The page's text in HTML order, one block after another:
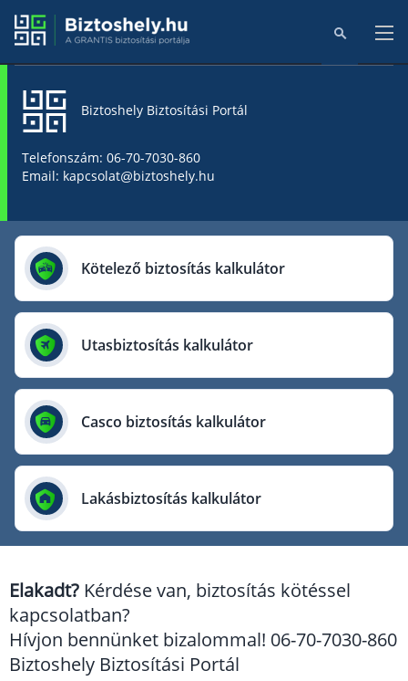
Biztosítók
AIG Biztosító
Allianz Biztosító
Cig Pannónia Biztosító
Genertel Biztosító
Groupama Biztosító
KÖBE Biztosító Egyesület
Mondial Assistance Biztosító
Biztoshely Biztosítási Portál
Telefonszám: 06-70-7030-860
Email: kapcsolat@biztoshely.hu
Kötelező biztosítás kalkulátor
Utasbiztosítás kalkulátor
Casco biztosítás kalkulátor
Lakásbiztosítás kalkulátor
Elakadt? Kérdése van, biztosítás kötéssel
kapcsolatban?
Hívjon bennünket bizalommal! 06-70-7030-860
Biztoshely Biztosítási Portál